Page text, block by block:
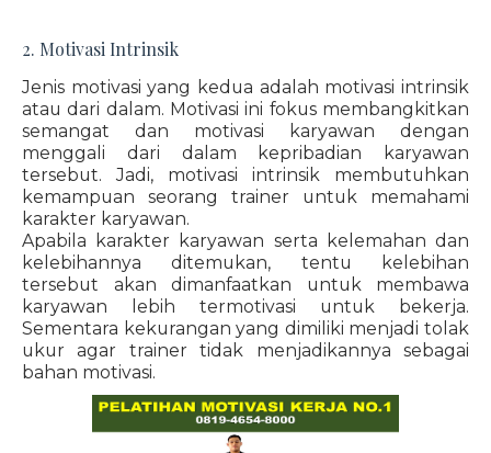
2. Motivasi Intrinsik
Jenis motivasi yang kedua adalah motivasi intrinsik
atau dari dalam. Motivasi ini fokus membangkitkan
semangat dan motivasi karyawan dengan
menggali dari dalam kepribadian karyawan
tersebut. Jadi, motivasi intrinsik membutuhkan
kemampuan seorang trainer untuk memahami
karakter karyawan.
Apabila karakter karyawan serta kelemahan dan
kelebihannya ditemukan, tentu kelebihan
tersebut akan dimanfaatkan untuk membawa
karyawan lebih termotivasi untuk bekerja.
Sementara kekurangan yang dimiliki menjadi tolak
ukur agar trainer tidak menjadikannya sebagai
bahan motivasi.